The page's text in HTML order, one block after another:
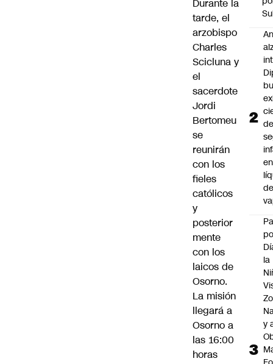
Durante la
tarde, el
arzobispo
Charles
Scicluna y
el
sacerdote
Jordi
Bertomeu
se
reunirán
con los
fieles
católicos
y
posterior
mente
con los
laicos de
Osorno.
La misión
llegará a
Osorno a
las 16:00
horas
de
en
de
la
y